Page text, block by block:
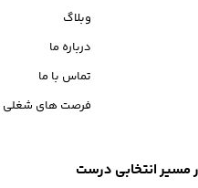
وبلاگ
درباره ما
تماس با ما
فرصت های شغلی
انتخابی درست